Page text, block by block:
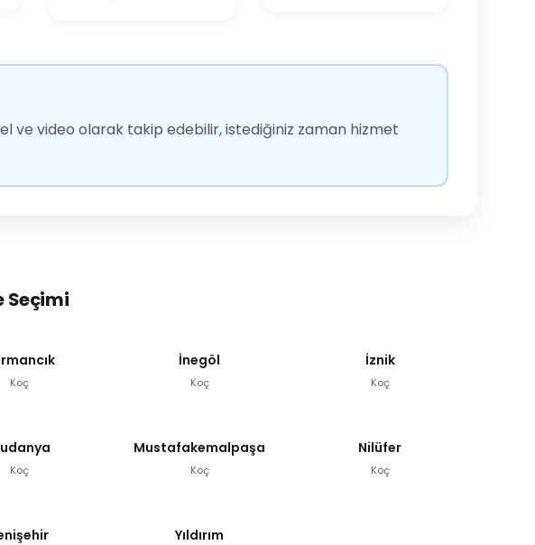
ve video olarak takip edebilir, istediğiniz zaman hizmet
Seçimi
Koç
İnegöl
Koç
İznik
Koç
Koç
Mustafakemalpaşa
Koç
Nilüfer
Koç
Yıldırım